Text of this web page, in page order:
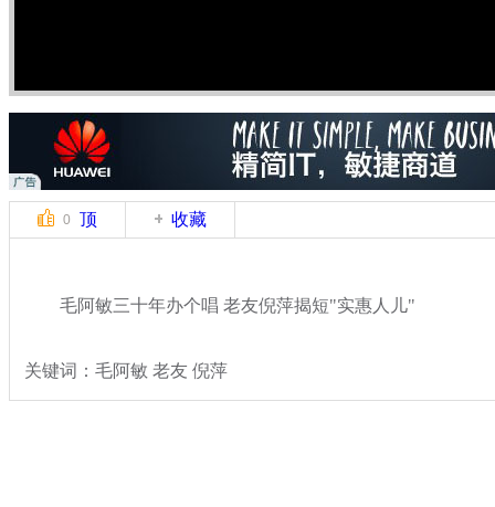
0 顶 收藏
毛阿敏三十年办个唱 老友倪萍揭短"实惠人儿"
关键词：毛阿敏 老友 倪萍